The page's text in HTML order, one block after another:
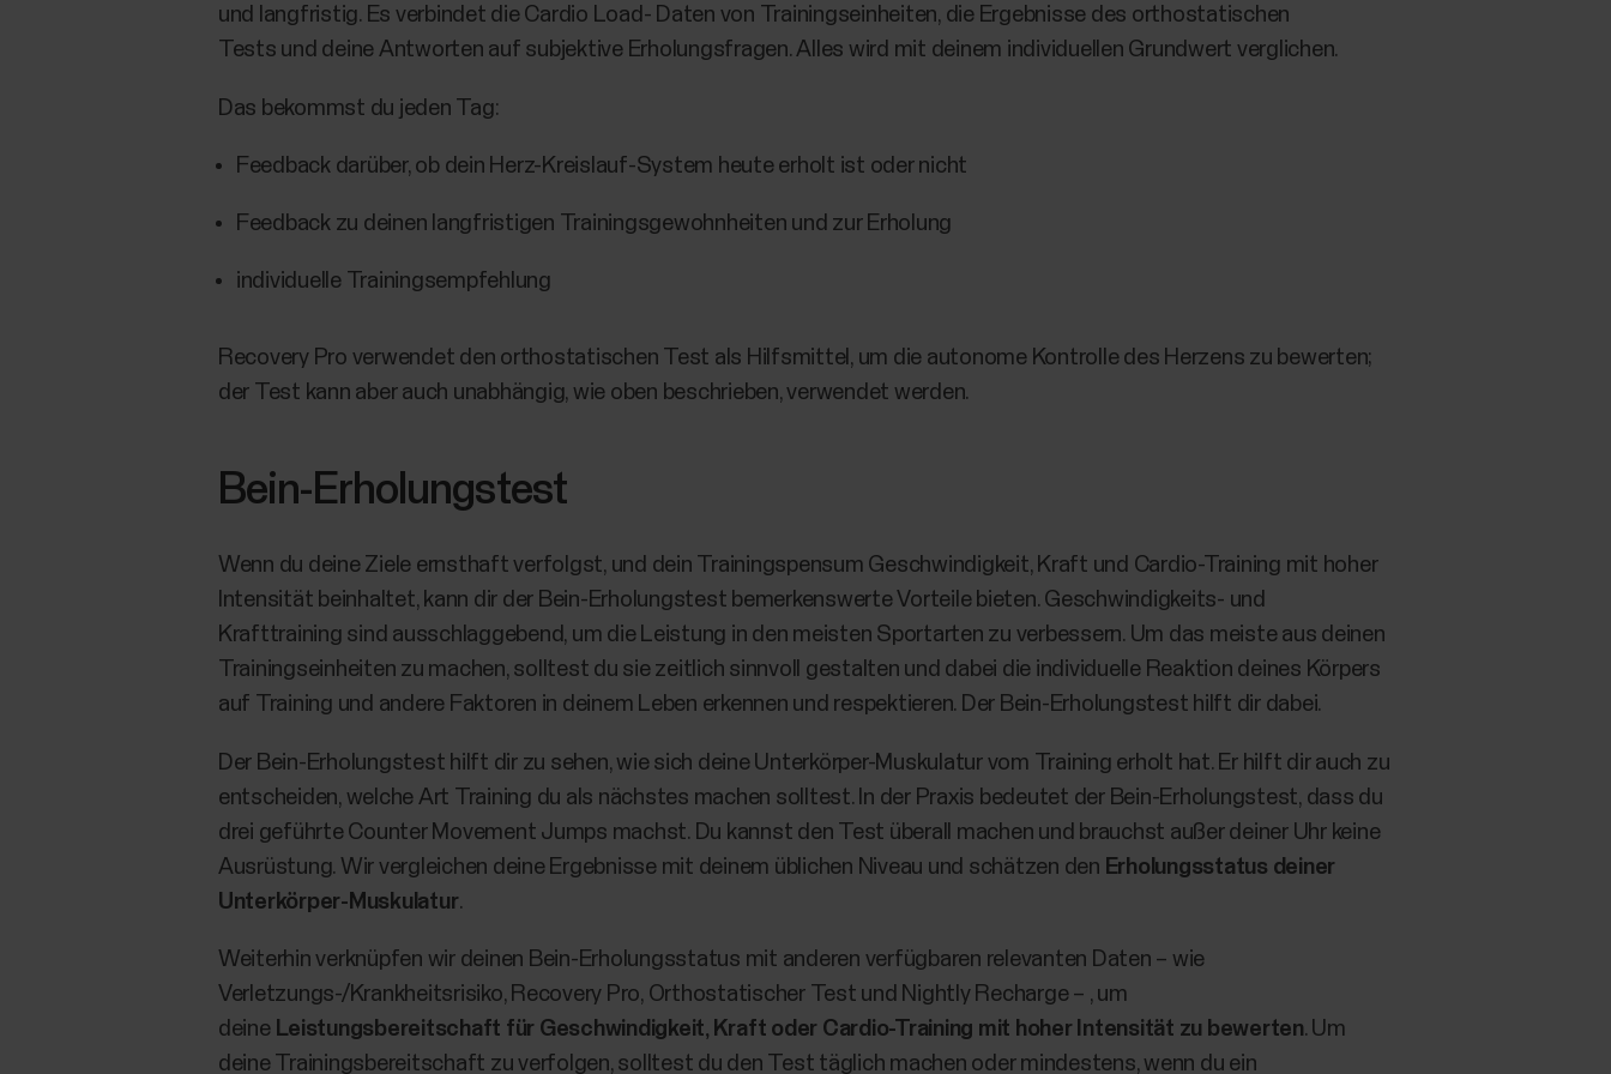
und langfristig. Es verbindet die Cardio Load- Daten von Trainingseinheiten, die Ergebnisse des orthostatischen
Tests und deine Antworten auf subjektive Erholungsfragen. Alles wird mit deinem individuellen Grundwert verglichen.
Das bekommst du jeden Tag:
Feedback darüber, ob dein Herz-Kreislauf-System heute erholt ist oder nicht
Feedback zu deinen langfristigen Trainingsgewohnheiten und zur Erholung
individuelle Trainingsempfehlung
Recovery Pro verwendet den orthostatischen Test als Hilfsmittel, um die autonome Kontrolle des Herzens zu bewerten;
der Test kann aber auch unabhängig, wie oben beschrieben, verwendet werden.
Bein-Erholungstest
Wenn du deine Ziele ernsthaft verfolgst, und dein Trainingspensum Geschwindigkeit, Kraft und Cardio-Training mit hoher
Intensität beinhaltet, kann dir der Bein-Erholungstest bemerkenswerte Vorteile bieten. Geschwindigkeits- und
Krafttraining sind ausschlaggebend, um die Leistung in den meisten Sportarten zu verbessern. Um das meiste aus deinen
Trainingseinheiten zu machen, solltest du sie zeitlich sinnvoll gestalten und dabei die individuelle Reaktion deines Körpers
auf Training und andere Faktoren in deinem Leben erkennen und respektieren. Der Bein-Erholungstest hilft dir dabei.
Der Bein-Erholungstest hilft dir zu sehen, wie sich deine Unterkörper-Muskulatur vom Training erholt hat. Er hilft dir auch zu
entscheiden, welche Art Training du als nächstes machen solltest. In der Praxis bedeutet der Bein-Erholungstest, dass du
drei geführte Counter Movement Jumps machst. Du kannst den Test überall machen und brauchst außer deiner Uhr keine
Ausrüstung. Wir vergleichen deine Ergebnisse mit deinem üblichen Niveau und schätzen den Erholungsstatus deiner
Unterkörper-Muskulatur.
Weiterhin verknüpfen wir deinen Bein-Erholungsstatus mit anderen verfügbaren relevanten Daten – wie
Verletzungs-/Krankheitsrisiko, Recovery Pro, Orthostatischer Test und Nightly Recharge – , um
deine Leistungsbereitschaft für Geschwindigkeit, Kraft oder Cardio-Training mit hoher Intensität zu bewerten. Um
deine Trainingsbereitschaft zu verfolgen, solltest du den Test täglich machen oder mindestens, wenn du ein